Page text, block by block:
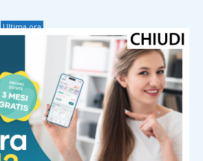
Ultima ora
Caldo africano, l’afa non arretra:
oggi e domani 19 città bollino rosso
Ultima ora
Melanoma, alcune cellule tumorali
riescono a ‘nascondersi’ al sistema
immunitario